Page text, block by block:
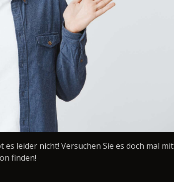
leider nicht! Versuchen Sie es doch mal mit
finden!